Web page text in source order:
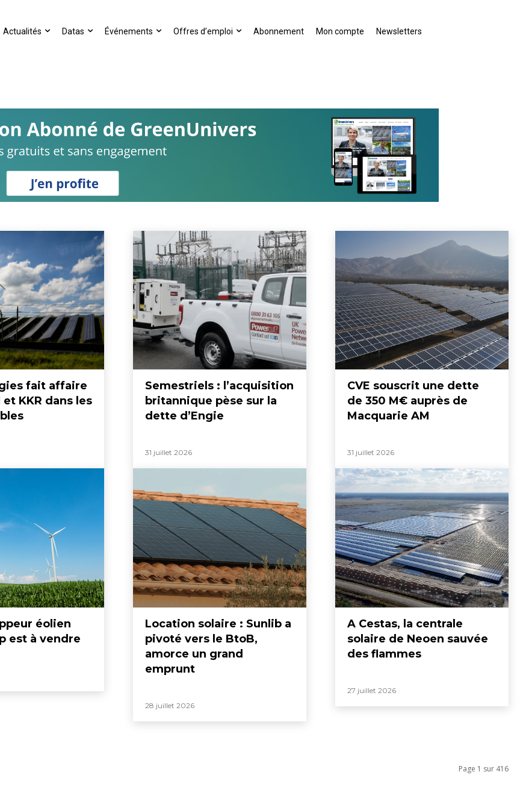
Actualités Datas Événements Offres d’emploi Abonnement Mon compte Newsletters
fait affaire
et KKR dans les
Semestriels : l’acquisition
britannique pèse sur la
dette d’Engie
31 juillet 2026
CVE souscrit une dette
de 350 M€ auprès de
Macquarie AM
31 juillet 2026
éolien
est à vendre
Location solaire : Sunlib a
pivoté vers le BtoB,
amorce un grand
emprunt
28 juillet 2026
A Cestas, la centrale
solaire de Neoen sauvée
des flammes
27 juillet 2026
Page 1 sur 416